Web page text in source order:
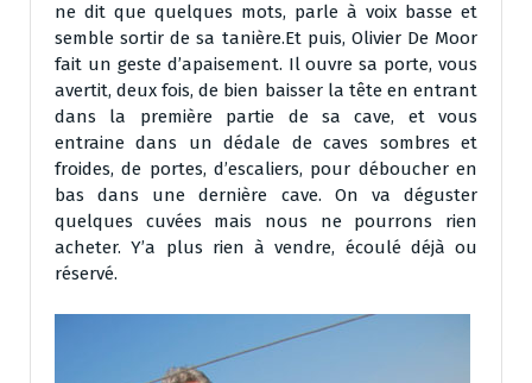
ne dit que quelques mots, parle à voix basse et
semble sortir de sa tanière.Et puis, Olivier De Moor
fait un geste d’apaisement. Il ouvre sa porte, vous
avertit, deux fois, de bien baisser la tête en entrant
dans la première partie de sa cave, et vous
entraine dans un dédale de caves sombres et
froides, de portes, d’escaliers, pour déboucher en
bas dans une dernière cave. On va déguster
quelques cuvées mais nous ne pourrons rien
acheter. Y’a plus rien à vendre, écoulé déjà ou
réservé.